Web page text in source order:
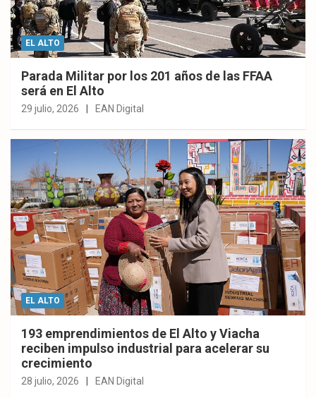
EL ALTO
Parada Militar por los 201 años de las FFAA
será en El Alto
29 julio, 2026 EAN Digital
EL ALTO
193 emprendimientos de El Alto y Viacha
reciben impulso industrial para acelerar su
crecimiento
28 julio, 2026 EAN Digital